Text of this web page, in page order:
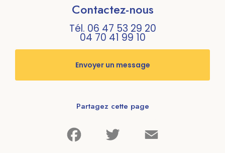
Contactez-nous
Tél. 06 47 53 29 20
04 70 41 99 10
Envoyer un message
Partagez cette page